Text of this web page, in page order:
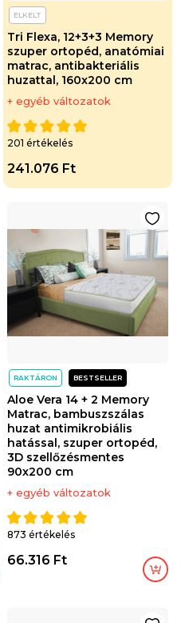
ELKELT
Tri Flexa, 12+3+3 Memory
szuper ortopéd, anatómiai
matrac, antibakteriális
huzattal, 160x200 cm
+ egyéb változatok
201 értékelés
241.076 Ft
RAKTÁRON BESTSELLER
Aloe Vera 14 + 2 Memory
Matrac, bambuszszálas
huzat antimikrobiális
hatással, szuper ortopéd,
3D szellőzésmentes
90x200 cm
+ egyéb változatok
873 értékelés
66.316 Ft